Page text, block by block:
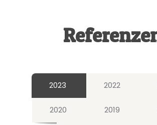
2023 2022
2020 2019